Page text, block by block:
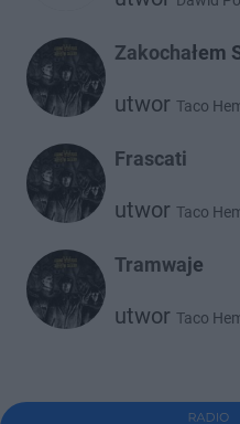
Zakochałem
utwor Taco
Frascati
utwor Taco
Tramwaje
utwor Taco